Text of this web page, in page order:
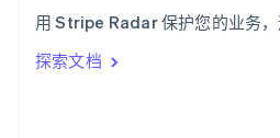
用 Stripe Radar 保护您的业务，
探索文档
ItalianoEnglish
印度
English